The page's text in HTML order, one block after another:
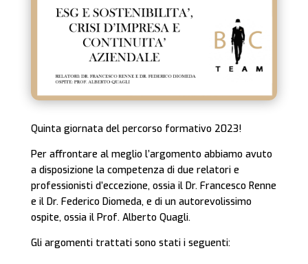
Quinta giornata del percorso formativo 2023!
Per affrontare al meglio l’argomento abbiamo avuto
a disposizione la competenza di due relatori e
professionisti d’eccezione, ossia il Dr. Francesco Renne
e il Dr. Federico Diomeda, e di un autorevolissimo
ospite, ossia il Prof. Alberto Quagli.
Gli argomenti trattati sono stati i seguenti: